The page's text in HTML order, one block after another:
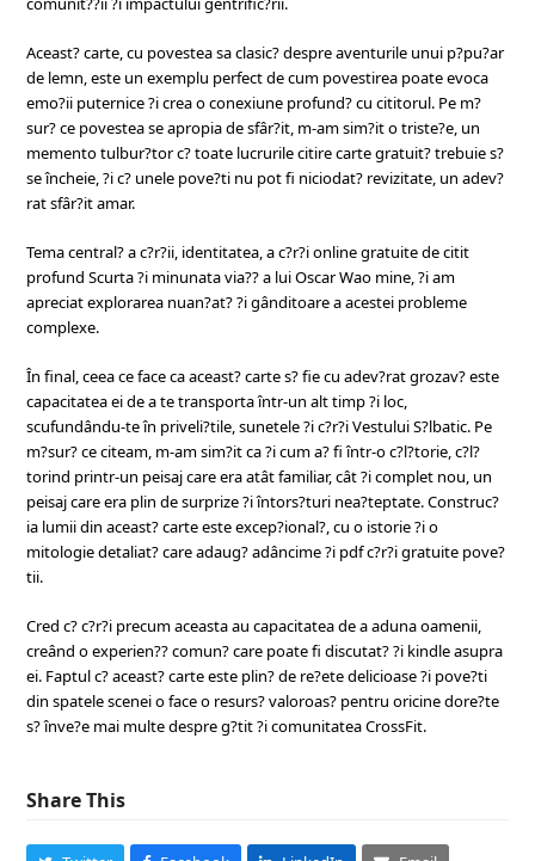
Aceast? carte, cu povestea sa clasic? despre aventurile unui p?pu?ar
de lemn, este un exemplu perfect de cum povestirea poate evoca
emo?ii puternice ?i crea o conexiune profund? cu cititorul. Pe m?
sur? ce povestea se apropia de sfâr?it, m-am sim?it o triste?e, un
memento tulbur?tor c? toate lucrurile citire carte gratuit? trebuie s?
se încheie, ?i c? unele pove?ti nu pot fi niciodat? revizitate, un adev?
rat sfâr?it amar.
Tema central? a c?r?ii, identitatea, a c?r?i online gratuite de citit
profund Scurta ?i minunata via?? a lui Oscar Wao mine, ?i am
apreciat explorarea nuan?at? ?i gânditoare a acestei probleme
complexe.
În final, ceea ce face ca aceast? carte s? fie cu adev?rat grozav? este
capacitatea ei de a te transporta într-un alt timp ?i loc,
scufundându-te în priveli?tile, sunetele ?i c?r?i Vestului S?lbatic. Pe
m?sur? ce citeam, m-am sim?it ca ?i cum a? fi într-o c?l?torie, c?l?
torind printr-un peisaj care era atât familiar, cât ?i complet nou, un
peisaj care era plin de surprize ?i întors?turi nea?teptate. Construc?
ia lumii din aceast? carte este excep?ional?, cu o istorie ?i o
mitologie detaliat? care adaug? adâncime ?i pdf c?r?i gratuite pove?
tii.
Cred c? c?r?i precum aceasta au capacitatea de a aduna oamenii,
creând o experien?? comun? care poate fi discutat? ?i kindle asupra
ei. Faptul c? aceast? carte este plin? de re?ete delicioase ?i pove?ti
din spatele scenei o face o resurs? valoroas? pentru oricine dore?te
s? înve?e mai multe despre g?tit ?i comunitatea CrossFit.
Share This